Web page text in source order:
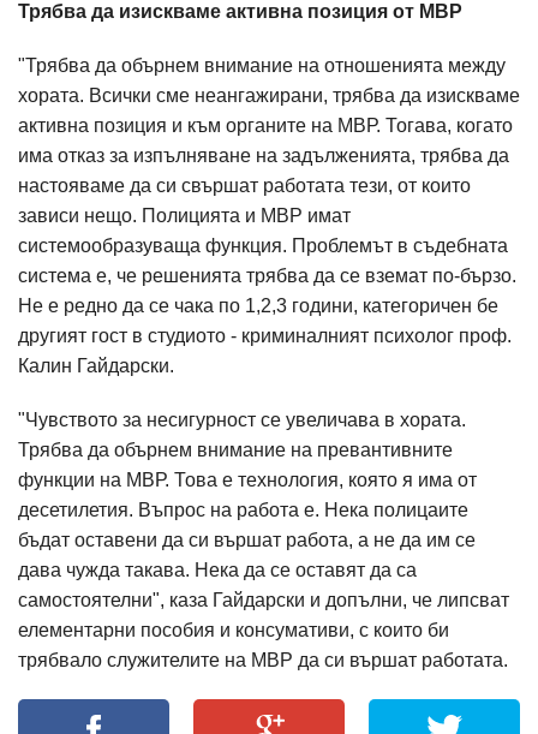
Трябва да изискваме активна позиция от МВР
"Трябва да обърнем внимание на отношенията между
хората. Всички сме неангажирани, трябва да изискваме
активна позиция и към органите на МВР. Тогава, когато
има отказ за изпълняване на задълженията, трябва да
настояваме да си свършат работата тези, от които
зависи нещо. Полицията и МВР имат
системообразуваща функция. Проблемът в съдебната
система е, че решенията трябва да се вземат по-бързо.
Не е редно да се чака по 1,2,3 години, категоричен бе
другият гост в студиото - криминалният психолог проф.
Калин Гайдарски.
"Чувството за несигурност се увеличава в хората.
Трябва да обърнем внимание на превантивните
функции на МВР. Това е технология, която я има от
десетилетия. Въпрос на работа е. Нека полицаите
бъдат оставени да си вършат работа, а не да им се
дава чужда такава. Нека да се оставят да са
самостоятелни", каза Гайдарски и допълни, че липсват
елементарни пособия и консумативи, с които би
трябвало служителите на МВР да си вършат работата.